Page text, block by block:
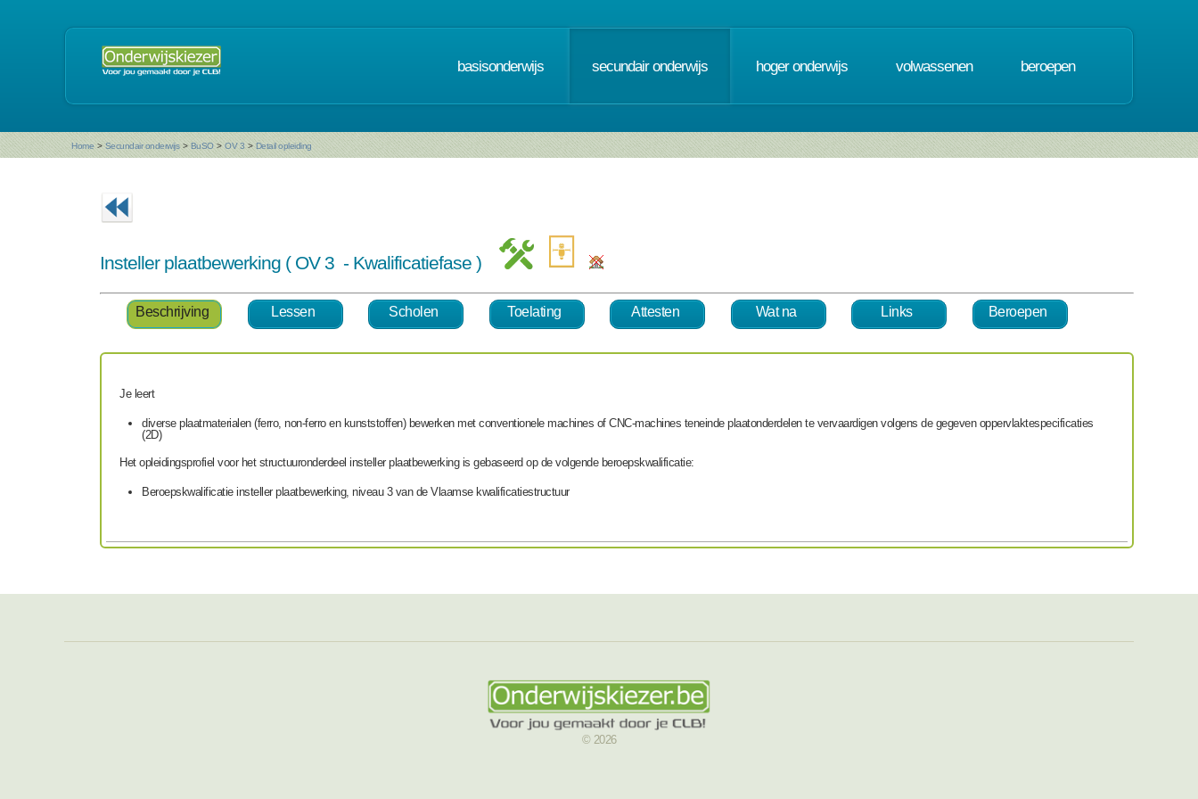
basisonderwijs secundair onderwijs hoger onderwijs volwassenen beroepen
Home > Secundair onderwijs > BuSO > OV 3 > Detail opleiding
Insteller plaatbewerking ( OV 3 - Kwalificatiefase )
Beschrijving Lessen Scholen Toelating Attesten Wat na Links Beroepen
Je leert
diverse plaatmaterialen (ferro, non-ferro en kunststoffen) bewerken met conventionele machines of CNC-machines teneinde plaatonderdelen te vervaardigen volgens de gegeven oppervlaktespecificaties
(2D)
Het opleidingsprofiel voor het structuuronderdeel insteller plaatbewerking is gebaseerd op de volgende beroepskwalificatie:
Beroepskwalificatie insteller plaatbewerking, niveau 3 van de Vlaamse kwalificatiestructuur
© 2026